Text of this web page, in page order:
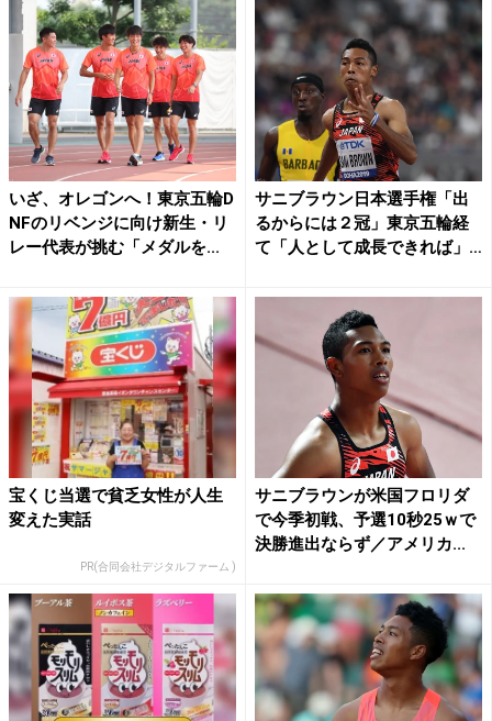
いざ、オレゴンへ！東京五輪D
NFのリベンジに向け新生・リ
レー代表が挑む「メダルを...
サニブラウン日本選手権「出
るからには２冠」東京五輪経
て「人として成長できれば」
宝くじ当選で貧乏女性が人生
変えた実話
PR(合同会社デジタルファーム )
サニブラウンが米国フロリダ
で今季初戦、予選10秒25ｗで
決勝進出ならず／アメリカ...